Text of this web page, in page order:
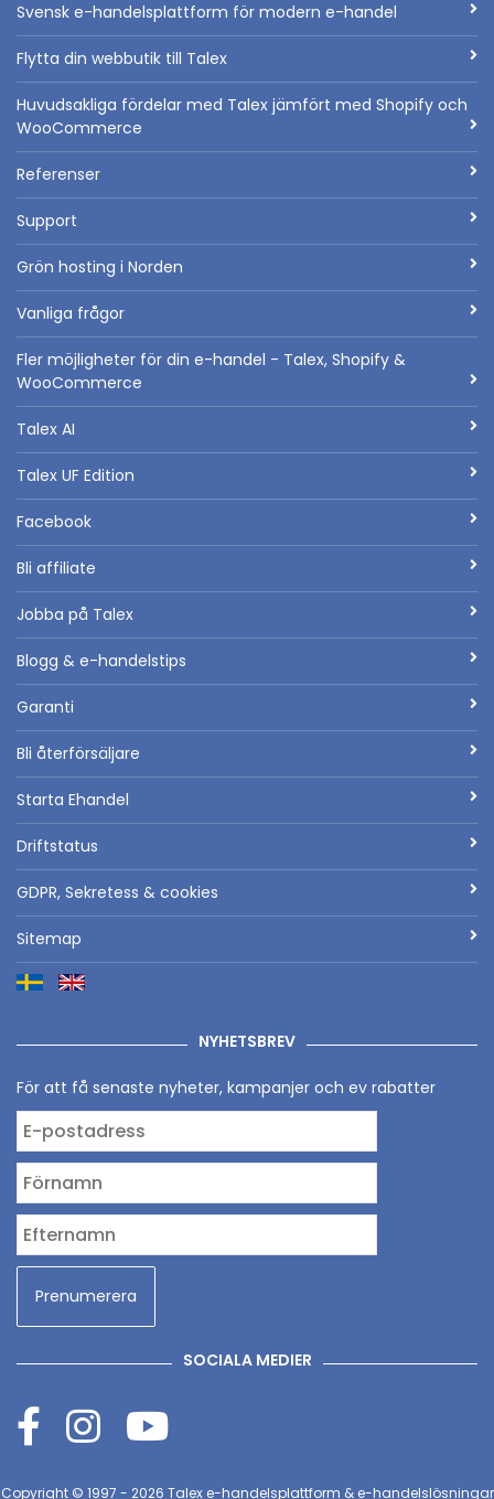
Svensk e-handelsplattform för modern e-handel
Flytta din webbutik till Talex
Huvudsakliga fördelar med Talex jämfört med Shopify och
WooCommerce
Referenser
Support
Grön hosting i Norden
Vanliga frågor
Fler möjligheter för din e-handel - Talex, Shopify &
WooCommerce
Talex AI
Talex UF Edition
Facebook
Bli affiliate
Jobba på Talex
Blogg & e-handelstips
Garanti
Bli återförsäljare
Starta Ehandel
Driftstatus
GDPR, Sekretess & cookies
Sitemap
NYHETSBREV
För att få senaste nyheter, kampanjer och ev rabatter
SOCIALA MEDIER
Copyright © 1997 - 2026 Talex e-handelsplattform & e-handelslösningar